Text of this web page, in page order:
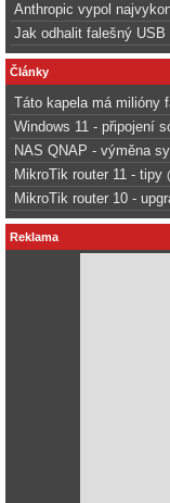
Anthropic vypol
Jak odhalit falešný
Články
Táto kapela má milióny
Windows 11 - připojení
NAS QNAP - výměna
MikroTik router 11 - tipy (
MikroTik router 10 -
Reklama